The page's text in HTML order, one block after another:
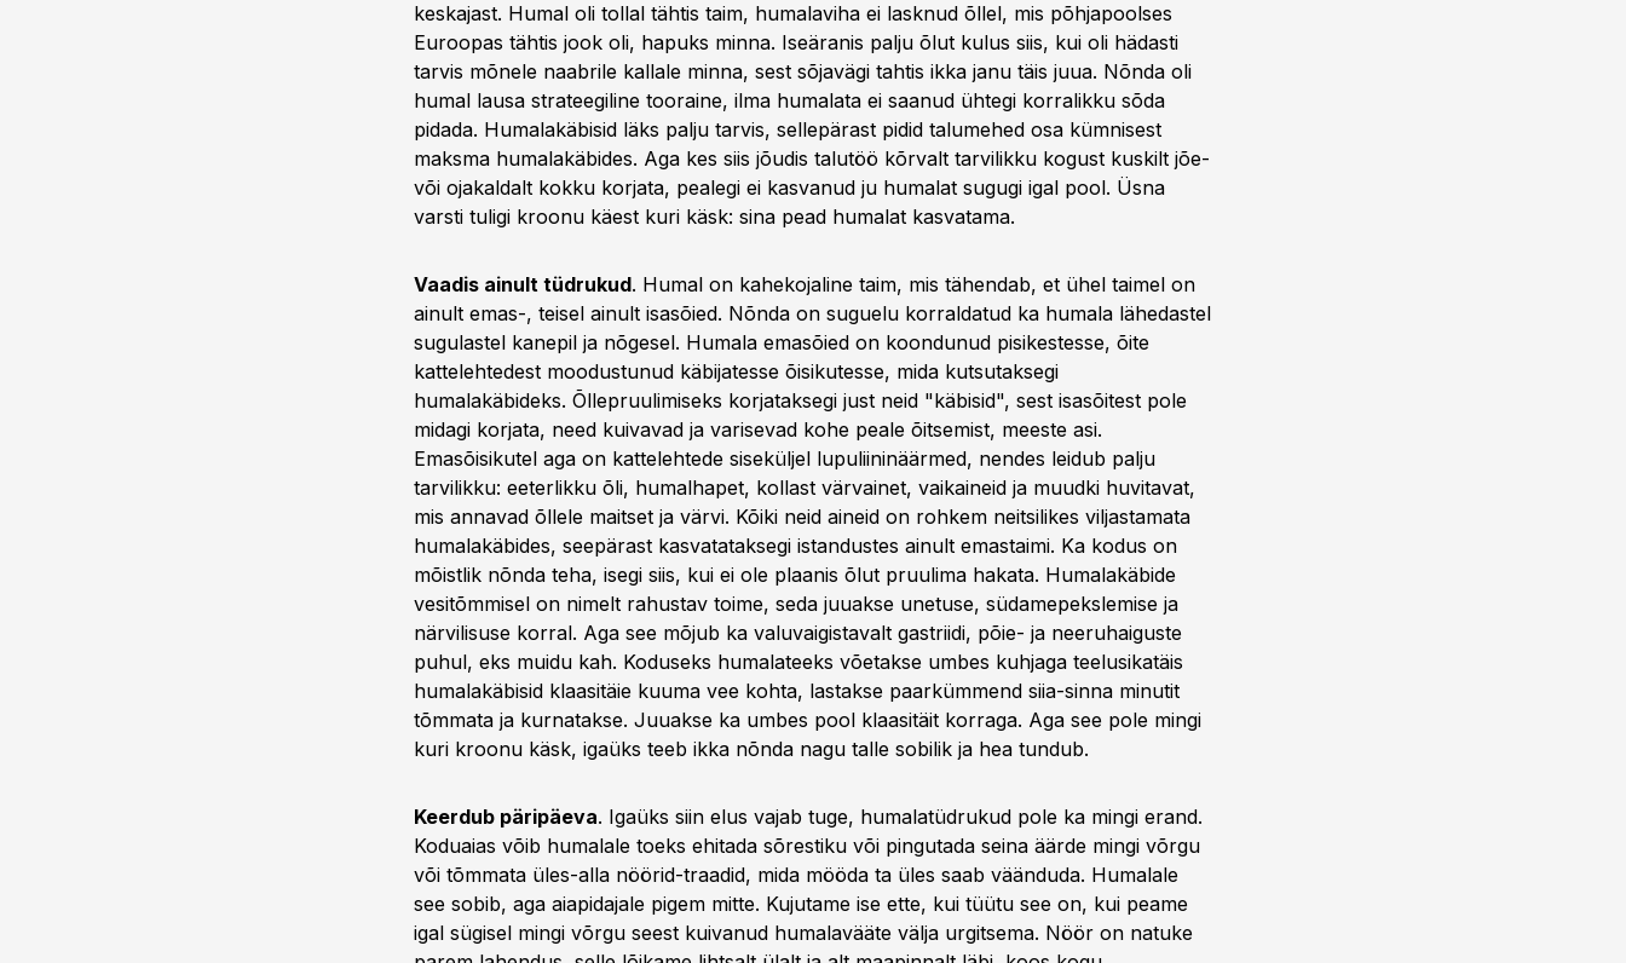
keskajast. Humal oli tollal tähtis taim, humalaviha ei lasknud õllel, mis põhjapoolses
Euroopas tähtis jook oli, hapuks minna. Iseäranis palju õlut kulus siis, kui oli hädasti
tarvis mõnele naabrile kallale minna, sest sõjavägi tahtis ikka janu täis juua. Nõnda oli
humal lausa strateegiline tooraine, ilma humalata ei saanud ühtegi korralikku sõda
pidada. Humalakäbisid läks palju tarvis, sellepärast pidid talumehed osa kümnisest
maksma humalakäbides. Aga kes siis jõudis talutöö kõrvalt tarvilikku kogust kuskilt jõe-
või ojakaldalt kokku korjata, pealegi ei kasvanud ju humalat sugugi igal pool. Üsna
varsti tuligi kroonu käest kuri käsk: sina pead humalat kasvatama.
Vaadis ainult tüdrukud. Humal on kahekojaline taim, mis tähendab, et ühel taimel on
ainult emas-, teisel ainult isasõied. Nõnda on suguelu korraldatud ka humala lähedastel
sugulastel kanepil ja nõgesel. Humala emasõied on koondunud pisikestesse, õite
kattelehtedest moodustunud käbijatesse õisikutesse, mida kutsutaksegi
humalakäbideks. Õllepruulimiseks korjataksegi just neid "käbisid", sest isasõitest pole
midagi korjata, need kuivavad ja varisevad kohe peale õitsemist, meeste asi.
Emasõisikutel aga on kattelehtede siseküljel lupuliininäärmed, nendes leidub palju
tarvilikku: eeterlikku õli, humalhapet, kollast värvainet, vaikaineid ja muudki huvitavat,
mis annavad õllele maitset ja värvi. Kõiki neid aineid on rohkem neitsilikes viljastamata
humalakäbides, seepärast kasvatataksegi istandustes ainult emastaimi. Ka kodus on
mõistlik nõnda teha, isegi siis, kui ei ole plaanis õlut pruulima hakata. Humalakäbide
vesitõmmisel on nimelt rahustav toime, seda juuakse unetuse, südamepekslemise ja
närvilisuse korral. Aga see mõjub ka valuvaigistavalt gastriidi, põie- ja neeruhaiguste
puhul, eks muidu kah. Koduseks humalateeks võetakse umbes kuhjaga teelusikatäis
humalakäbisid klaasitäie kuuma vee kohta, lastakse paarkümmend siia-sinna minutit
tõmmata ja kurnatakse. Juuakse ka umbes pool klaasitäit korraga. Aga see pole mingi
kuri kroonu käsk, igaüks teeb ikka nõnda nagu talle sobilik ja hea tundub.
Keerdub päripäeva. Igaüks siin elus vajab tuge, humalatüdrukud pole ka mingi erand.
Koduaias võib humalale toeks ehitada sõrestiku või pingutada seina äärde mingi võrgu
või tõmmata üles-alla nöörid-traadid, mida mööda ta üles saab väänduda. Humalale
see sobib, aga aiapidajale pigem mitte. Kujutame ise ette, kui tüütu see on, kui peame
igal sügisel mingi võrgu seest kuivanud humalavääte välja urgitsema. Nöör on natuke